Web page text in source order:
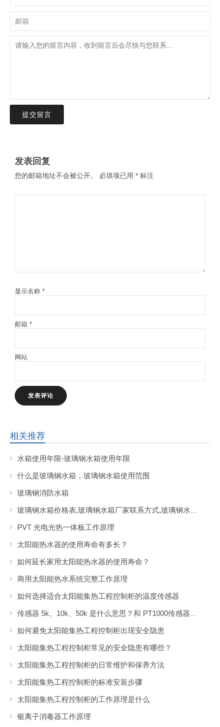
提交留言
发表回复
您的邮箱地址不会被公开。 必填项已用 * 标注
显示名称 *
邮箱 *
网站
相关推荐
水箱使用年限-玻璃钢水箱使用年限
什么是玻璃钢水箱，玻璃钢水箱使用范围
玻璃钢消防水箱
玻璃钢水箱价格表,玻璃钢水箱厂家联系方式,玻璃钢水箱安装图
PVT 光电光热一体板工作原理
太阳能热水器的使用寿命有多长？
如何延长家用太阳能热水器的使用寿命？
商用太阳能热水系统完整工作原理
如何选择适合太阳能集热工程控制柜的温度传感器
传感器 5k、10k、50k 是什么意思？和 PT1000传感器有什么区别？
如何避免太阳能集热工程控制柜出现安全隐患
太阳能集热工程控制柜常见的安全隐患有哪些？
太阳能集热工程控制柜的日常维护和保养方法
太阳能集热工程控制柜的标准安装步骤
太阳能集热工程控制柜的工作原理是什么
银离子消毒器工作原理